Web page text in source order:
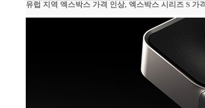
유럽 지역 엑스박스 가격 인상, 엑스박스 시리즈 S 가